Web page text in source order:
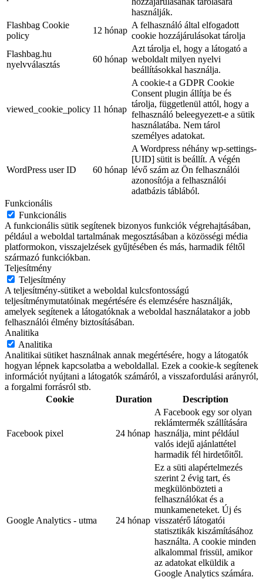
használják.
Flashbag Cookie
policy
12 hónap
A felhasználó által elfogadott
cookie hozzájárulásokat tárolja
Flashbag.hu
nyelvválasztás
60 hónap
Azt tárolja el, hogy a látogató a
weboldalt milyen nyelvi
beállításokkal használja.
viewed_cookie_policy 11 hónap
A cookie-t a GDPR Cookie
Consent plugin állítja be és
tárolja, függetlenül attól, hogy a
felhasználó beleegyezett-e a sütik
használatába. Nem tárol
személyes adatokat.
WordPress user ID 60 hónap
A Wordpress néhány wp-settings-
[UID] sütit is beállít. A végén
lévő szám az Ön felhasználói
azonosítója a felhasználói
adatbázis táblából.
Funkcionális
Funkcionális
A funkcionális sütik segítenek bizonyos funkciók végrehajtásában,
például a weboldal tartalmának megosztásában a közösségi média
platformokon, visszajelzések gyűjtésében és más, harmadik féltől
származó funkciókban.
Teljesítmény
Teljesítmény
A teljesítmény-sütiket a weboldal kulcsfontosságú
teljesítménymutatóinak megértésére és elemzésére használják,
amelyek segítenek a látogatóknak a weboldal használatakor a jobb
felhasználói élmény biztosításában.
Analitika
Analitika
Analitikai sütiket használnak annak megértésére, hogy a látogatók
hogyan lépnek kapcsolatba a weboldallal. Ezek a cookie-k segítenek
információt nyújtani a látogatók számáról, a visszafordulási arányról,
a forgalmi forrásról stb.
Cookie
Duration Description
Facebook pixel 24 hónap
A Facebook egy sor olyan
reklámtermék szállítására
használja, mint például
valós idejű ajánlattétel
harmadik fél hirdetőitől.
Google Analytics - utma 24 hónap
Ez a süti alapértelmezés
szerint 2 évig tart, és
megkülönbözteti a
felhasználókat és a
munkameneteket. Új és
visszatérő látogatói
statisztikák kiszámításához
használta. A cookie minden
alkalommal frissül, amikor
az adatokat elküldik a
Google Analytics számára.